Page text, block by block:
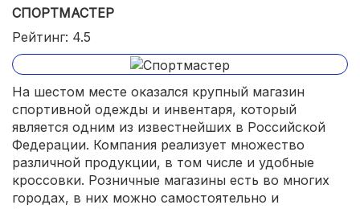
СПОРТМАСТЕР
Рейтинг: 4.5
На шестом месте оказался крупный магазин
спортивной одежды и инвентаря, который
является одним из известнейших в Российской
Федерации. Компания реализует множество
различной продукции, в том числе и удобные
кроссовки. Розничные магазины есть во многих
городах, в них можно самостоятельно и